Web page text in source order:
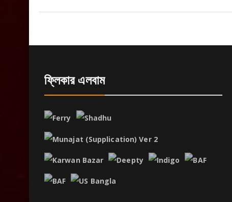
ফ্লিকার এলবাম